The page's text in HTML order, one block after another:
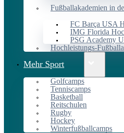
Fußballakademien in
FC Barça USA
IMG Florida
PSG Academy
Hochleistungs-
Mehr Sport
Golfcamps
Tenniscamps
Basketball
Reitschulen
Rugby
Hockey
Winterfußballcamps